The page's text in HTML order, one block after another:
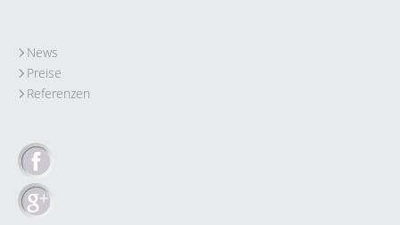
News
Preise
Referenzen